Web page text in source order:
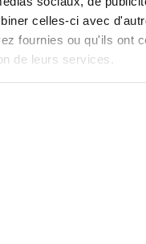
celles-ci avec
fournies ou qu'ils ont
de leurs services.
Electrotechnique,
Automatismes